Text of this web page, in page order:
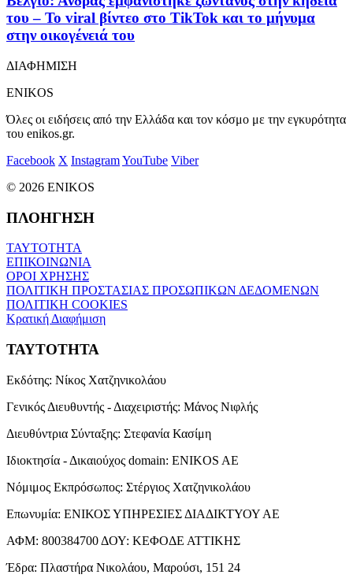
του – Το viral βίντεο στο TikTok και το μήνυμα
στην οικογένειά του
ΔΙΑΦΗΜΙΣΗ
ENIKOS
Όλες οι ειδήσεις από την Ελλάδα και τον κόσμο με την εγκυρότητα
του enikos.gr.
Facebook X InstagramYouTube Viber
© 2026 ENIKOS
ΠΛΟΗΓΗΣΗ
ΤΑΥΤΟΤΗΤΑ
ΕΠΙΚΟΙΝΩΝΙΑ
ΟΡΟΙ ΧΡΗΣΗΣ
ΠΟΛΙΤΙΚΗ ΠΡΟΣΤΑΣΙΑΣ ΠΡΟΣΩΠΙΚΩΝ ΔΕΔΟΜΕΝΩΝ
ΠΟΛΙΤΙΚΗ COOKIES
Κρατική Διαφήμιση
ΤΑΥΤΟΤΗΤΑ
Εκδότης: Νίκος Χατζηνικολάου
Γενικός Διευθυντής - Διαχειριστής: Μάνος Νιφλής
Διευθύντρια Σύνταξης: Στεφανία Κασίμη
Ιδιοκτησία - Δικαιούχος domain: ENIKOS AE
Νόμιμος Εκπρόσωπος: Στέργιος Χατζηνικολάου
Επωνυμία: ΕΝΙΚΟΣ ΥΠΗΡΕΣΙΕΣ ΔΙΑΔΙΚΤΥΟΥ ΑΕ
ΑΦΜ: 800384700 ΔΟΥ: ΚΕΦΟΔΕ ΑΤΤΙΚΗΣ
Έδρα: Πλαστήρα Νικολάου, Μαρούσι, 151 24